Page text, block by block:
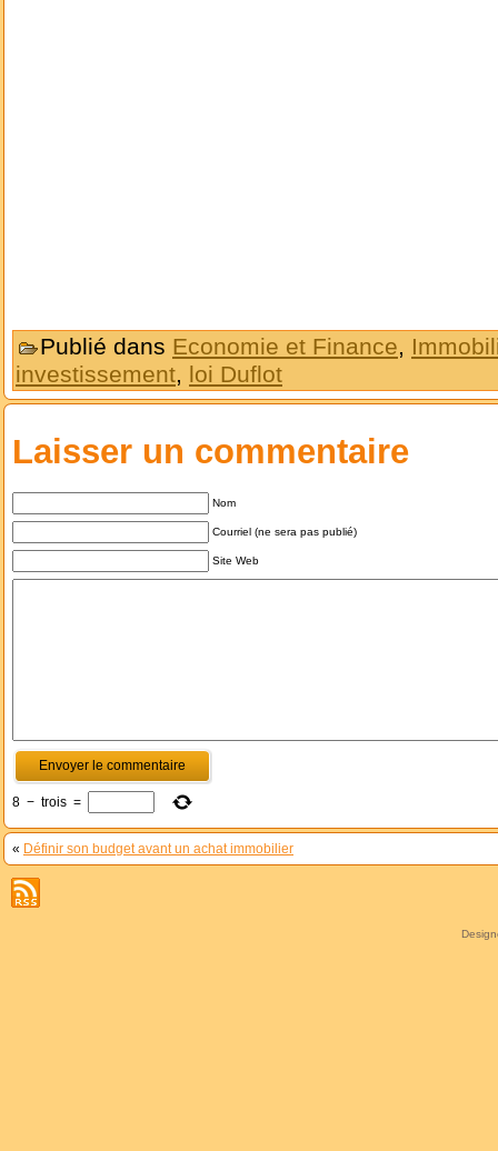
Publié dans Economie et Finance,
investissement, loi Duflot
Laisser un commentaire
Nom
Courriel (ne sera pas publié)
Site Web
8 − trois =
« Définir son budget avant un achat immobilier